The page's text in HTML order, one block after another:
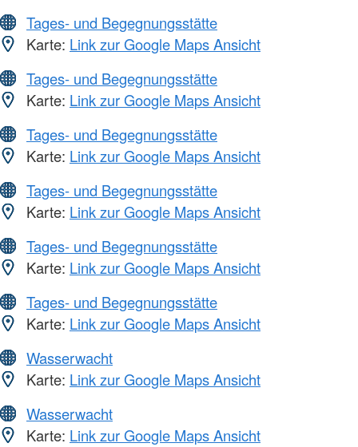
Tages- und Begegnungsstätte
Karte: Link zur Google Maps Ansicht
Tages- und Begegnungsstätte
Karte: Link zur Google Maps Ansicht
Tages- und Begegnungsstätte
Karte: Link zur Google Maps Ansicht
Tages- und Begegnungsstätte
Karte: Link zur Google Maps Ansicht
Tages- und Begegnungsstätte
Karte: Link zur Google Maps Ansicht
Tages- und Begegnungsstätte
Karte: Link zur Google Maps Ansicht
Wasserwacht
Karte: Link zur Google Maps Ansicht
Wasserwacht
Karte: Link zur Google Maps Ansicht